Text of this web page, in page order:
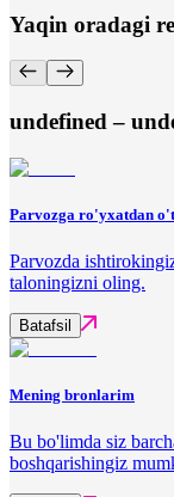
Yaqin oradagi
undefined –
Parvozga ro'yxatdan
Parvozda
taloningizni oling.
Batafsil
Mening bronlarim
Bu bo'limda siz
boshqarishingiz